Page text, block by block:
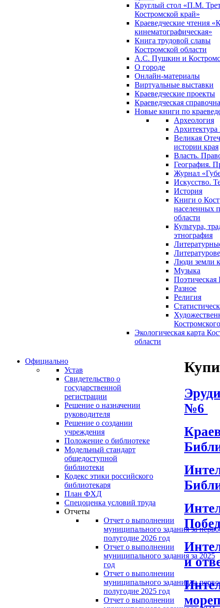
Круглый стол «П.М.
Костромской край»
Краеведческие чтения
кинематографическая»
Книга трудовой славы
Костромской области
А.С. Пушкин и
О городе
Онлайн-материалы
Виртуальные выставки
Краеведческие проекты
Краеведческая
Новые книги по
Археология
Архитектура
Великая
истории края
Власть.
География.
Журнал
Искусство.
История
Книги о
населенных
области
Культура,
этнография
Люди земли
Музыка
Поэтическая
Разное
Религия
Экологическая карта
области
Официально
Устав
Свидетельство о
государственной
регистрации
Решение о назначении
руководителя
Решение о создании
учреждения
Положение о библиотеке
Модельный стандарт
общедоступной
библиотеки
Кодекс этики российского
библиотекаря
План ФХД
Спецоценка условий труда
Отчеты
Отчет о выполнении
муниципального задания за
полугодие 2026 год
Отчет о выполнении
муниципального задания за 2025
год
Отчет о выполнении
муниципального задания за
полугодие 2025 год
Отчет о выполнении
№6
и